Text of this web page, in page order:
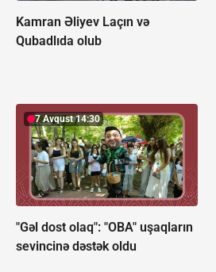
Kamran Əliyev Laçın və
Qubadlıda olub
7 Avqust 14:30
"Gəl dost olaq": "OBA" uşaqların
sevincinə dəstək oldu